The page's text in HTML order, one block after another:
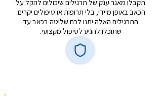
תקבלו מאגר ענק של תרגילים שיכולים להקל על
הכאב באופן מיידי, בלי תרופות או טיפולים יקרים.
התרגילים האלה יתנו לכם שליטה בכאב עד
שתוכלו להגיע לטיפול מקצועי.